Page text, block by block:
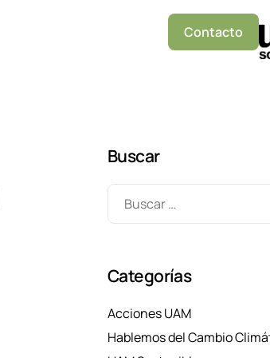
Contacto
Buscar
Categorías
Acciones UAM
Hablemos del Cambio